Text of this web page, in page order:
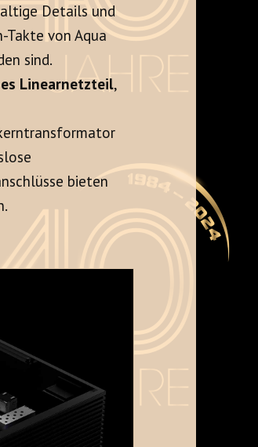
Details und
Takte von Aqua
sind.
Linearnetzteil,
bieten